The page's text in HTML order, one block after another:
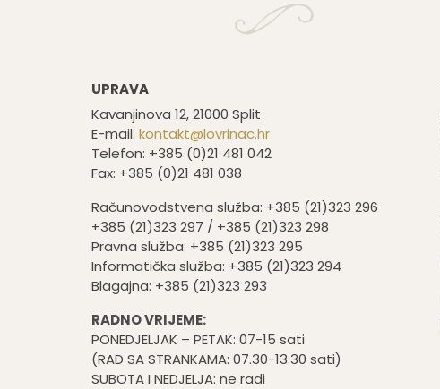
UPRAVA
Kavanjinova 12, 21000 Split
E-mail: kontakt@lovrinac.hr
Telefon: +385 (0)21 481 042
Fax: +385 (0)21 481 038
Računovodstvena služba: +385 (21)323 296
+385 (21)323 297 / +385 (21)323 298
Pravna služba: +385 (21)323 295
Informatička služba: +385 (21)323 294
Blagajna: +385 (21)323 293
RADNO VRIJEME:
PONEDJELJAK – PETAK: 07-15 sati
(RAD SA STRANKAMA: 07.30-13.30 sati)
SUBOTA I NEDJELJA: ne radi